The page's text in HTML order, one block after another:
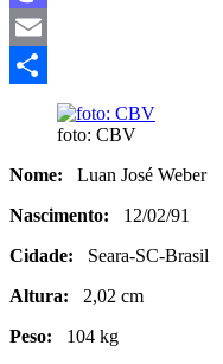
Mastodon
Email
foto: CBV
Nome: Luan José Weber
Nascimento:
12/02/91
Cidade: Seara-SC-Brasil
Altura: 2,02 cm
Peso: 104 kg